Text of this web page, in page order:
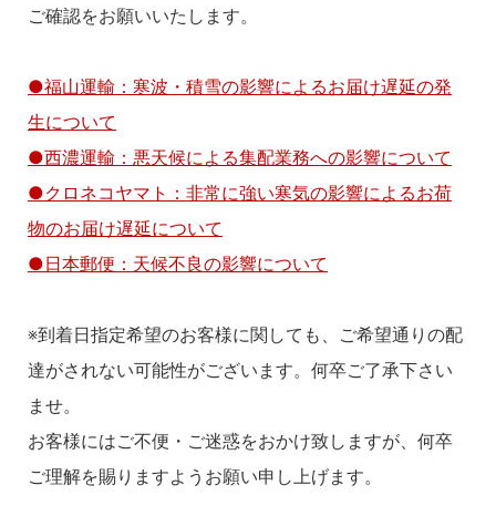
ご確認をお願いいたします。
●福山運輸：寒波・積雪の影響によるお届け遅延の発
生について
●西濃運輸：悪天候による集配業務への影響について
●クロネコヤマト：非常に強い寒気の影響によるお荷
物のお届け遅延について
●日本郵便：天候不良の影響について
※到着日指定希望のお客様に関しても、ご希望通りの配
達がされない可能性がございます。何卒ご了承下さい
ませ。
お客様にはご不便・ご迷惑をおかけ致しますが、何卒
ご理解を賜りますようお願い申し上げます。